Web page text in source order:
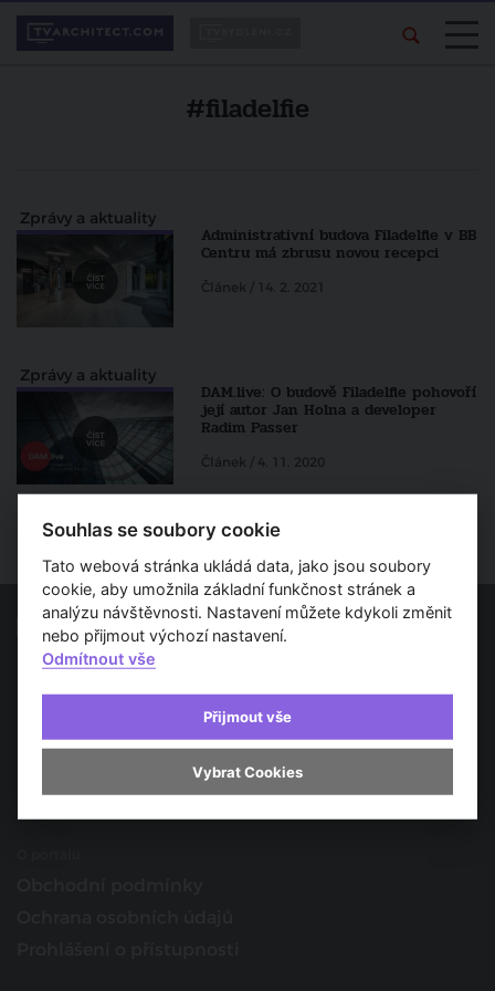
#filadelfie
Zprávy a aktuality
Administrativní budova Filadelfie v BB
Centru má zbrusu novou recepci
Článek / 14. 2. 2021
Zprávy a aktuality
DAM.live: O budově Filadelfie pohovoří
její autor Jan Holna a developer
Radim Passer
Článek / 4. 11. 2020
Spojujeme svět architektury
Provozovatel
Souhlas se soubory cookie
Tato webová stránka ukládá data, jako jsou soubory
cookie, aby umožnila základní funkčnost stránek a
analýzu návštěvnosti. Nastavení můžete kdykoli změnit
nebo přijmout výchozí nastavení.
Odmítnout vše
Přijmout vše
Vybrat Cookies